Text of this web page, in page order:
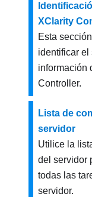
XClarity
Esta
identificar el
información
Controller.
Lista de
servidor
Utilice la
del servidor
todas las
servidor.